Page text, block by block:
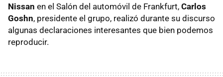
Nissan en el Salón del automóvil de Frankfurt, Carlos
Goshn, presidente el grupo, realizó durante su discurso
algunas declaraciones interesantes que bien podemos
reproducir.